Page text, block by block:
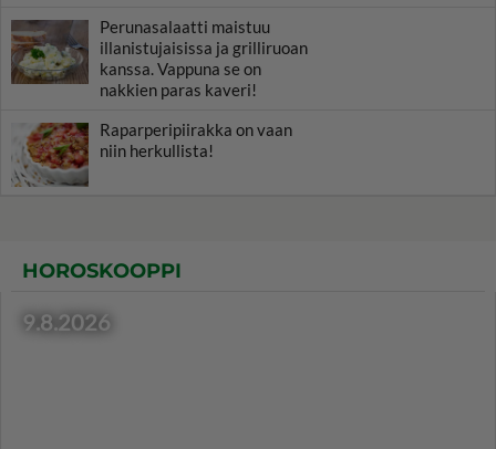
Perunasalaatti maistuu
illanistujaisissa ja grilliruoan
kanssa. Vappuna se on
nakkien paras kaveri!
Raparperipiirakka on vaan
niin herkullista!
HOROSKOOPPI
9.8.2026